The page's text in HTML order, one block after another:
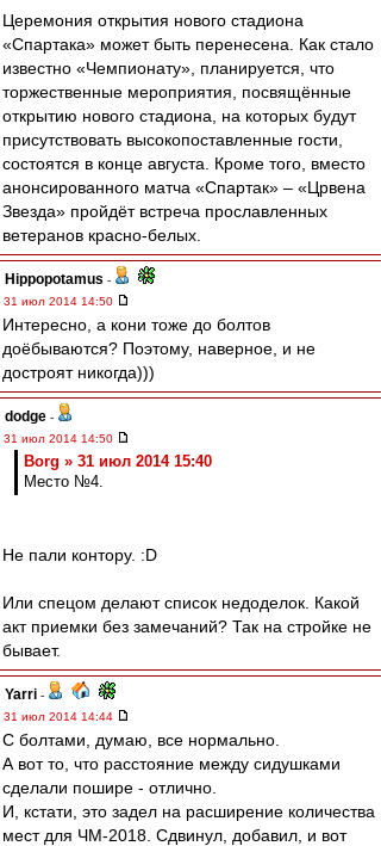
Церемония открытия нового стадиона
«Спартака» может быть перенесена. Как стало
известно «Чемпионату», планируется, что
торжественные мероприятия, посвящённые
открытию нового стадиона, на которых будут
присутствовать высокопоставленные гости,
состоятся в конце августа. Кроме того, вместо
анонсированного матча «Спартак» – «Црвена
Звезда» пройдёт встреча прославленных
ветеранов красно-белых.
Hippopotamus -
31 июл 2014 14:50
Интересно, а кони тоже до болтов
доёбываются? Поэтому, наверное, и не
достроят никогда)))
dodge -
31 июл 2014 14:50
Borg » 31 июл 2014 15:40
Место №4.
Не пали контору. :D
Или спецом делают список недоделок. Какой
акт приемки без замечаний? Так на стройке не
бывает.
Yarri -
31 июл 2014 14:44
С болтами, думаю, все нормально.
А вот то, что расстояние между сидушками
сделали пошире - отлично.
И, кстати, это задел на расширение количества
мест для ЧМ-2018. Сдвинул, добавил, и вот